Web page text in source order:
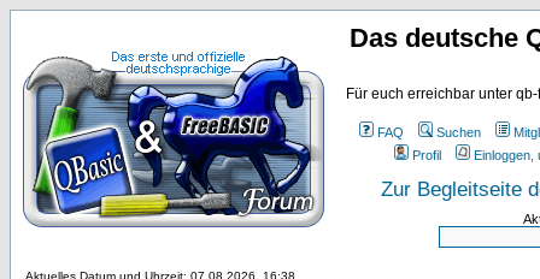
Das deutsche
Für euch erreichbar unter
FAQ Suchen
Profil
Einloggen,
Zur Begleitseite
Aktuelles Datum und Uhrzeit: 07.08.2026, 16:38